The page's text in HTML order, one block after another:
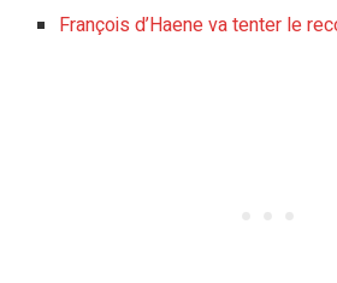
François d’Haene va tenter le